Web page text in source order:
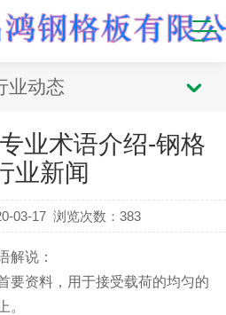
业动态
业术语介绍-钢格
业新闻
03-17 浏览次数：383
解说：
资料，用于接受载荷的均匀的
。